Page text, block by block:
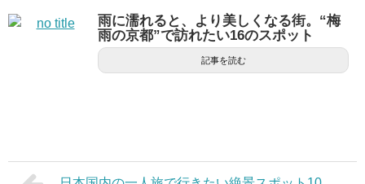
雨に濡れると、より美しくなる街。“梅
雨の京都”で訪れたい16のスポット
記事を読む